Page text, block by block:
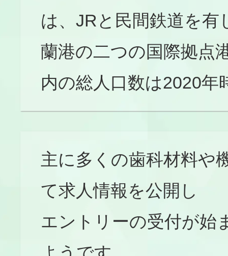
は、JRと民間鉄道を
蘭港の二つの国際拠点
内の総人口数は2020年
主に多くの歯科材料や
て求人情報を公開し
エントリーの受付が始